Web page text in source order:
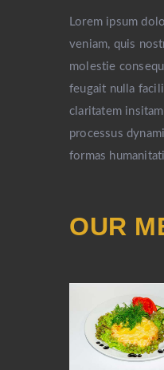
Lorem ipsum
veniam, quis
molestie
feugait nulla
claritatem
processus
formas
OUR